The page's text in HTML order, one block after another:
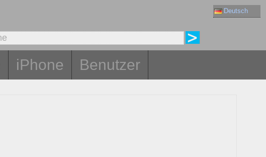
Deutsch
iPhone Benutzer